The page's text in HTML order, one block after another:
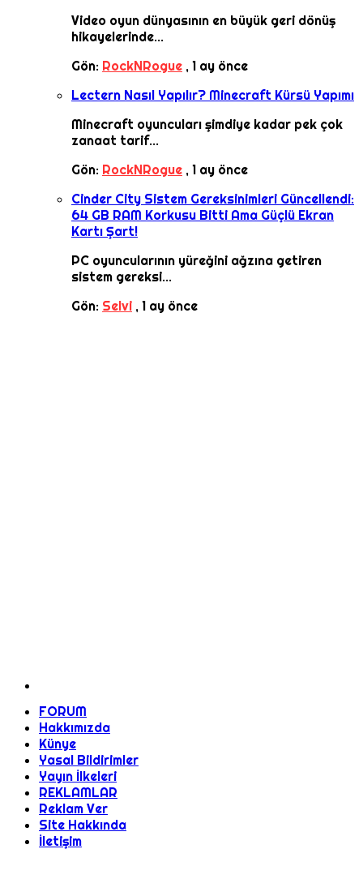
Video oyun dünyasının en büyük geri dönüş
hikayelerinde...
Gön: RockNRogue , 1 ay önce
Lectern Nasıl Yapılır? Minecraft Kürsü Yapımı
Minecraft oyuncuları şimdiye kadar pek çok
zanaat tarif...
Gön: RockNRogue , 1 ay önce
Cinder City Sistem Gereksinimleri Güncellendi:
64 GB RAM Korkusu Bitti Ama Güçlü Ekran
Kartı Şart!
PC oyuncularının yüreğini ağzına getiren
sistem gereksi...
Gön: Selvi , 1 ay önce
FORUM
Hakkımızda
Künye
Yasal Bildirimler
Yayın İlkeleri
REKLAMLAR
Reklam Ver
Site Hakkında
İletişim